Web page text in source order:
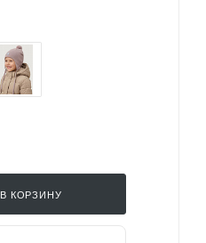
В КОРЗИНУ